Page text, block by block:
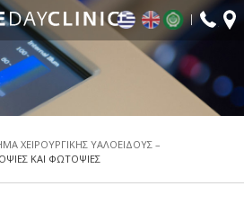
– LASER
Return to
ΧΕΙΡΟΥΡΓΙΚΗΣ ΥΑΛΟΕΙΔΟΥΣ –
ΚΑΙ ΦΩΤΟΨΙΕΣ